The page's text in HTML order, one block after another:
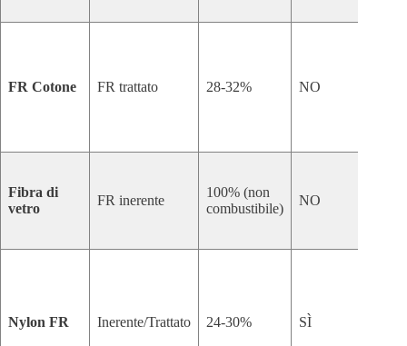
FR Cotone FR trattato 28-32% NO
Fibra di
vetro
FR inerente
100% (non
combustibile)
NO
Nylon FR Inerente/Trattato 24-30% SÌ